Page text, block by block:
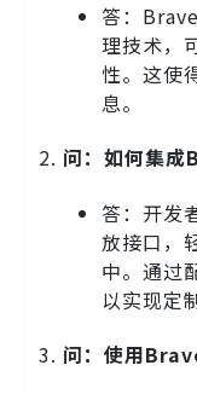
答：
理技术，
性。这使
息。
问：如何集成
答：开发
放接口，
中。通过
以实现定
问：使用